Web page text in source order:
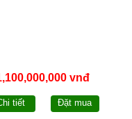
vnđ
tiết Đặt mua